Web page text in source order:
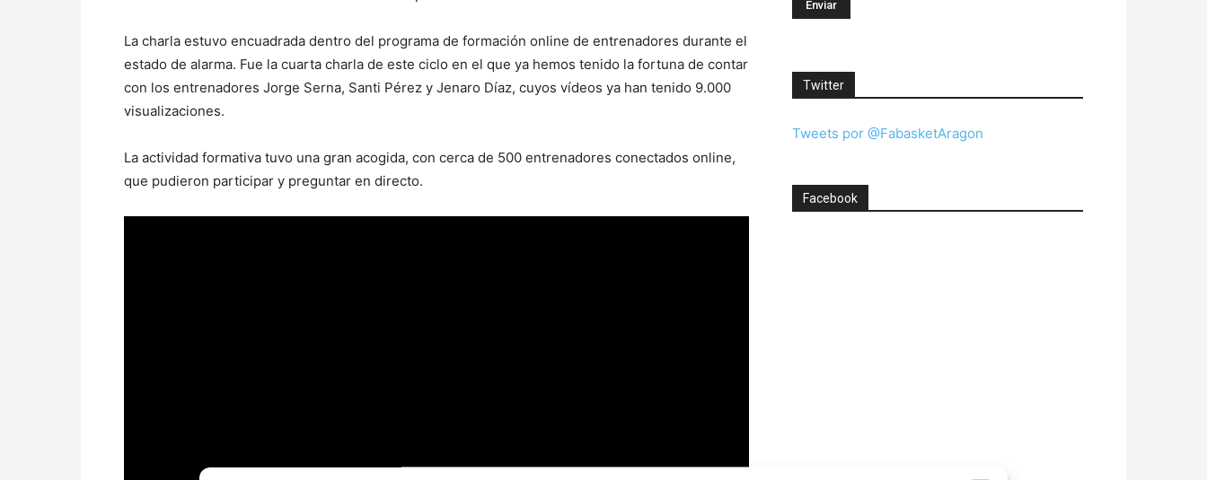
La charla estuvo encuadrada dentro del programa de formación online de entrenadores durante el
estado de alarma. Fue la cuarta charla de este ciclo en el que ya hemos tenido la fortuna de contar
con los entrenadores Jorge Serna, Santi Pérez y Jenaro Díaz, cuyos vídeos ya han tenido 9.000
visualizaciones.
La actividad formativa tuvo una gran acogida, con cerca de 500 entrenadores conectados online,
que pudieron participar y preguntar en directo.
Twitter
Tweets por @FabasketAragon
Facebook